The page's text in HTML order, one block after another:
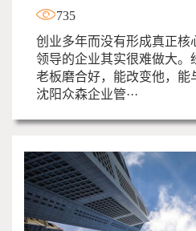
735
创业多年而没有形成真正核
领导的企业其实很难做大。
老板磨合好，能改变他，能
沈阳众森企业管···